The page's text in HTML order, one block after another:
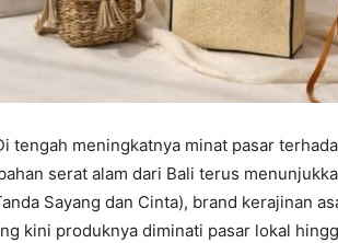
tengah meningkatnya minat pasar
serat alam dari Bali terus
Sayang dan Cinta), brand kerajinan
kini produknya diminati pasar lokal